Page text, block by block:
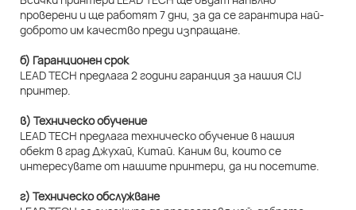
проверени и ще работят 7 дни, за да се гарантира най-
доброто им качество преди изпращане.
б) Гаранционен срок
LEAD TECH предлага 2 години гаранция за нашия CIJ
принтер.
в) Техническо обучение
LEAD TECH предлага техническо обучение в нашия
обект в град Джухай, Китай. Каним ви, които се
интересувате от нашите принтери, да ни посетите.
г) Техническо обслужване